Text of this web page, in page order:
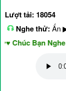
Lượt tải: 18054
Nghe thử: Ấn
Bạn Nghe và